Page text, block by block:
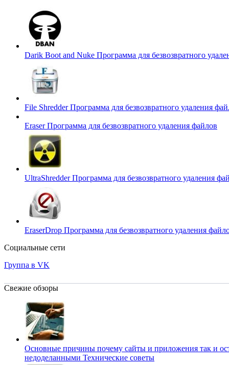
Darik Boot and Nuke Программа для безвозвратного
File ShredderПрограмма для безвозвратного удаления
EraserПрограмма для безвозвратного удаления файлов
UltraShredderПрограмма для безвозвратного удаления
EraserDrop Программа для безвозвратного удаления
Социальные сети
Группа в VK
Свежие обзоры
Основные причины почему сайты и приложения так и
недоделанными Технические советы